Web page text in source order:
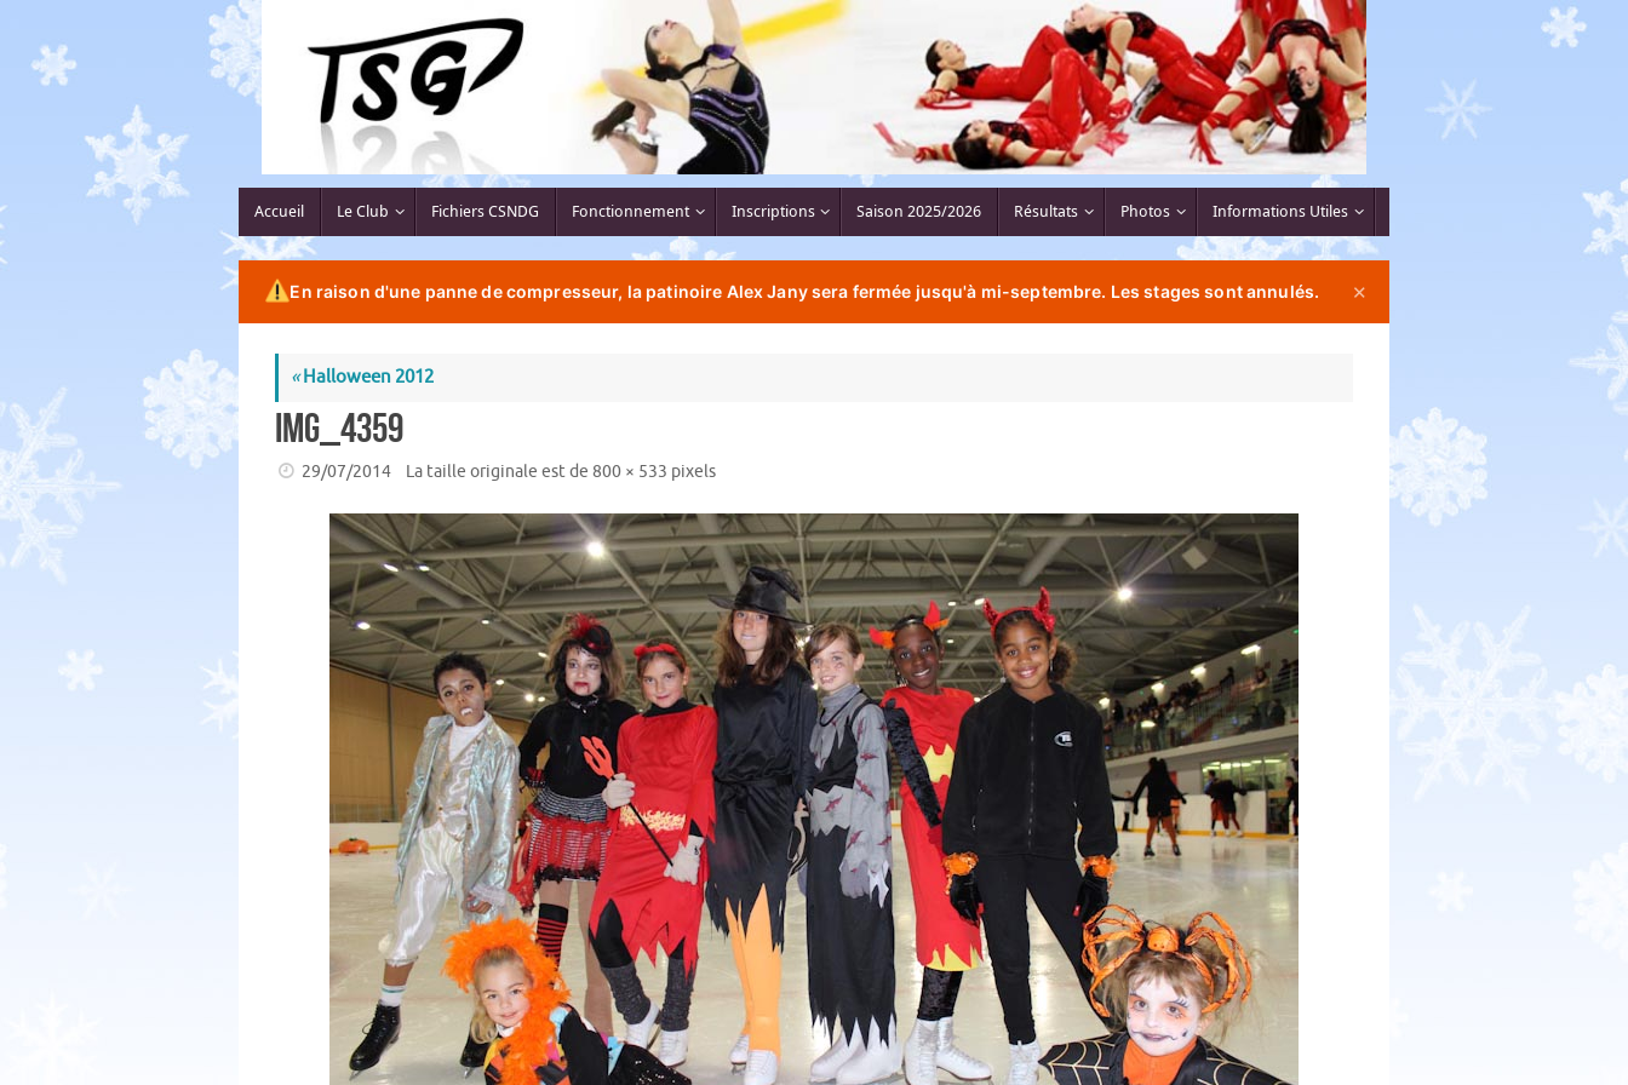
contenu
contenu
Accueil Le Club Fichiers CSNDG Fonctionnement Inscriptions Saison 2025/2026 Résultats Photos Informations Utiles
En raison d'une panne de compresseur, la patinoire Alex Jany sera fermée jusqu'à mi-septembre. Les stages sont annulés. ✕
«Halloween 2012
IMG_4359
29/07/2014 La taille originale est de800 × 533 pixels